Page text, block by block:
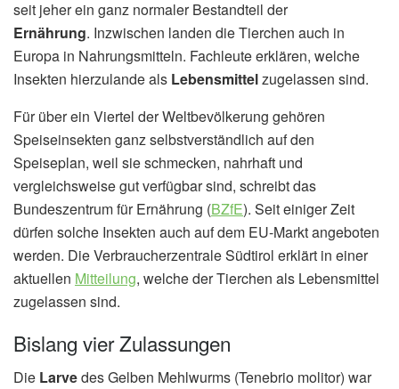
seit jeher ein ganz normaler Bestandteil der
Ernährung. Inzwischen landen die Tierchen auch in
Europa in Nahrungsmitteln. Fachleute erklären, welche
Insekten hierzulande als Lebensmittelzugelassen sind.
Für über ein Viertel der Weltbevölkerung gehören
Speiseinsekten ganz selbstverständlich auf den
Speiseplan, weil sie schmecken, nahrhaft und
vergleichsweise gut verfügbar sind, schreibt das
Bundeszentrum für Ernährung (BZfE). Seit einiger Zeit
dürfen solche Insekten auch auf dem EU-Markt angeboten
werden. Die Verbraucherzentrale Südtirol erklärt in einer
aktuellen Mitteilung, welche der Tierchen als Lebensmittel
zugelassen sind.
Bislang vier Zulassungen
Die Larvedes Gelben Mehlwurms (Tenebrio molitor) war